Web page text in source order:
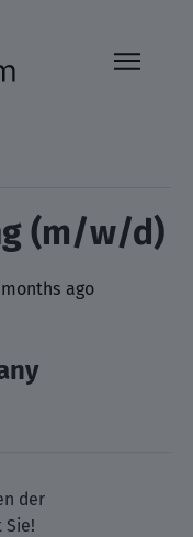
(m/w/d)
ago
der